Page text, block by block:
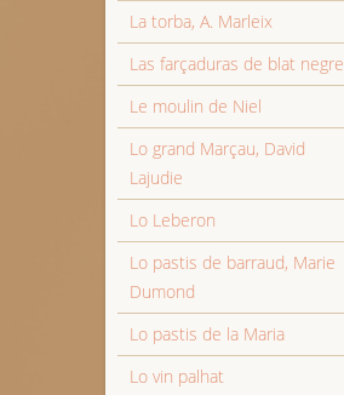
La torba, A. Marleix
Las farçaduras de blat negre
Le moulin de Niel
Lo grand Marçau, David
Lajudie
Lo Leberon
Lo pastis de barraud, Marie
Dumond
Lo pastis de la Maria
Lo vin palhat